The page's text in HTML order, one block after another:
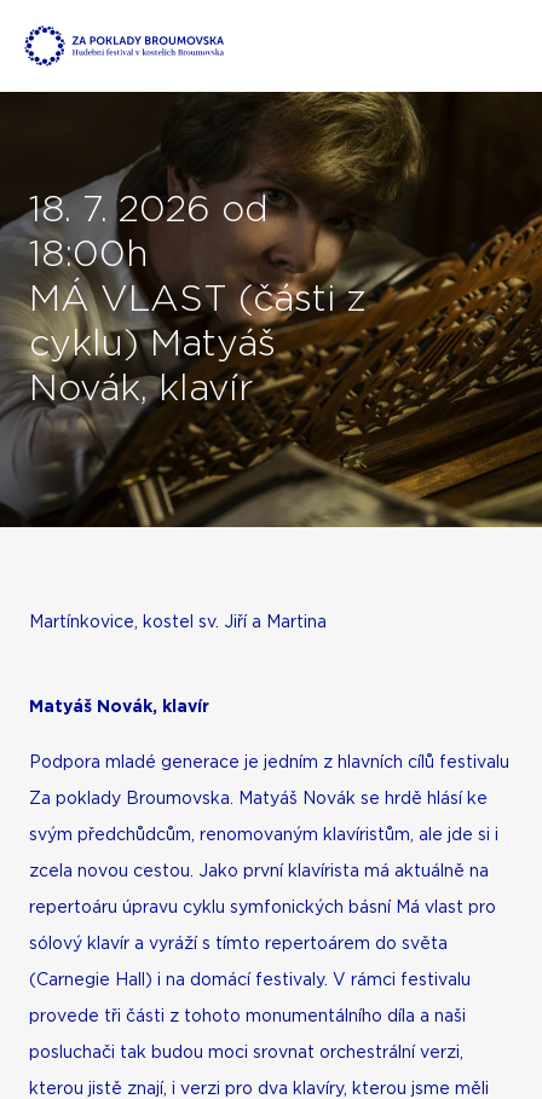
18. 7. 2026 od
18:00h
MÁ VLAST (části z
cyklu) Matyáš
Novák, klavír
Martínkovice, kostel sv. Jiří a Martina
Matyáš Novák, klavír
Podpora mladé generace je jedním z hlavních cílů festivalu
Za poklady Broumovska. Matyáš Novák se hrdě hlásí ke
svým předchůdcům, renomovaným klavíristům, ale jde si i
zcela novou cestou. Jako první klavírista má aktuálně na
repertoáru úpravu cyklu symfonických básní Má vlast pro
sólový klavír a vyráží s tímto repertoárem do světa
(Carnegie Hall) i na domácí festivaly. V rámci festivalu
provede tři části z tohoto monumentálního díla a naši
posluchači tak budou moci srovnat orchestrální verzi,
kterou jistě znají, i verzi pro dva klavíry, kterou jsme měli